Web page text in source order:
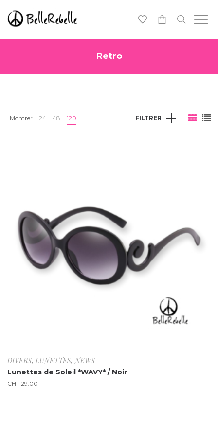
Retro
Montrer 24 48 120 FILTRER
DIVERS, LUNETTES,NEWS
Lunettes de Soleil *WAVY* / Noir
CHF 29.00